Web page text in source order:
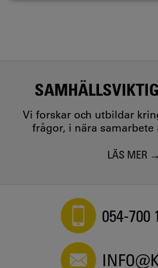
Vi forskar och utbildar
frågor, i nära samarbete
LÄS MER
054-700